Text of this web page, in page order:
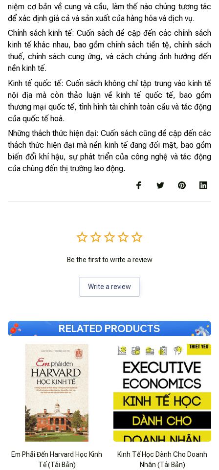
niệm cơ bản về cung và cầu, làm thế nào chúng tương tác
để xác định giá cả và sản xuất của hàng hóa và dịch vụ.
Chính sách kinh tế: Cuốn sách đề cập đến các chính sách
kinh tế khác nhau, bao gồm chính sách tiền tệ, chính sách
thuế, chính sách cung ứng, và cách chúng ảnh hưởng đến
nền kinh tế.
Kinh tế quốc tế: Cuốn sách không chỉ tập trung vào kinh tế
nội địa mà còn thảo luận về kinh tế quốc tế, bao gồm
thương mại quốc tế, tình hình tài chính toàn cầu và tác động
của quốc tế hoá.
Những thách thức hiện đại: Cuốn sách cũng đề cập đến các
thách thức hiện đại mà nền kinh tế đang đối mặt, bao gồm
biến đổi khí hậu, sự phát triển của công nghệ và tác động
của chúng đến thị trường lao động.
Be the first to write a review
Write a review
RELATED PRODUCTS
Em Phải Đến Harvard Học Kinh
Tế (Tái Bản)
Kinh Tế Học Dành Cho Doanh
Nhân (Tái Bản)